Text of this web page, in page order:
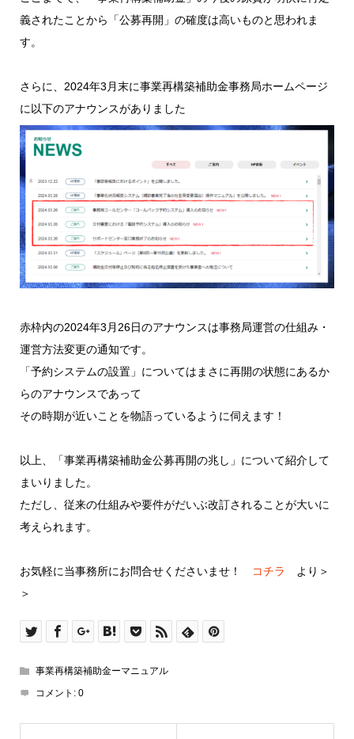
義されたことから「公募再開」の確度は高いものと思われま
す。
さらに、2024年3月末に事業再構築補助金事務局ホームページ
に以下のアナウンスがありました
赤枠内の2024年3月26日のアナウンスは事務局運営の仕組み・
運営方法変更の通知です。
「予約システムの設置」についてはまさに再開の状態にあるか
らのアナウンスであって
その時期が近いことを物語っているように伺えます！
以上、「事業再構築補助金公募再開の兆し」について紹介して
まいりました。
ただし、従来の仕組みや要件がだいぶ改訂されることが大いに
考えられます。
お気軽に当事務所にお問合せくださいませ！ コチラ
より＞
＞
事業再構築補助金ーマニュアル
コメント: 0